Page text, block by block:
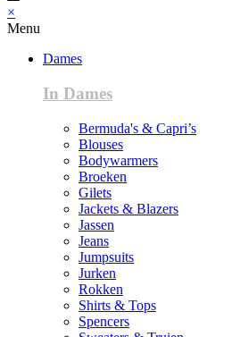
×
Menu
Dames
In Dames
Bermuda's & Capri’s
Blouses
Bodywarmers
Broeken
Gilets
Jackets & Blazers
Jassen
Jeans
Jumpsuits
Jurken
Rokken
Shirts & Tops
Spencers